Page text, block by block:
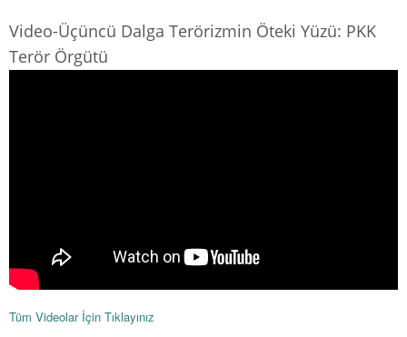
Video-Üçüncü Dalga Terörizmin Öteki Yüzü: PKK
Terör Örgütü
Tüm Videolar İçin Tıklayınız